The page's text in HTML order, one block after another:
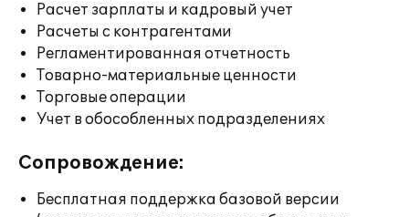
Расчет зарплаты и кадровый учет
Расчеты с контрагентами
Регламентированная отчетность
Товарно-материальные ценности
Торговые операции
Учет в обособленных подразделениях
Сопровождение:
Бесплатная поддержка базовой версии